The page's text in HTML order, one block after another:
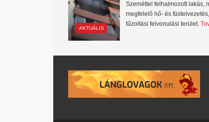
AKTUÁLIS
Szeméttel felhalmozott lakás,
megfelelő hő- és
tűzoltási felvonulási terület.